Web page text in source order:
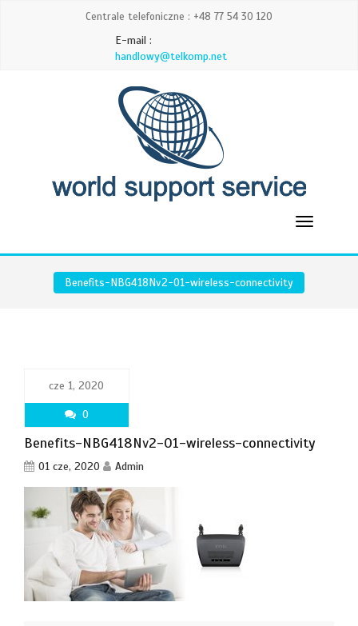
Centrale telefoniczne : +48 77 54 30 120
E-mail :
handlowy@telkomp.net
Benefits-NBG418Nv2-01-wireless-connectivity
cze 1, 2020
0
Benefits-NBG418Nv2-01-wireless-connectivity
01 cze, 2020 Admin